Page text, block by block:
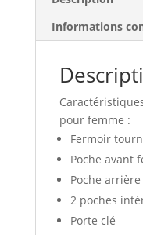
Informations
pour femme :
Fermoir
Poche avant
Poche
2 poches
Porte clé